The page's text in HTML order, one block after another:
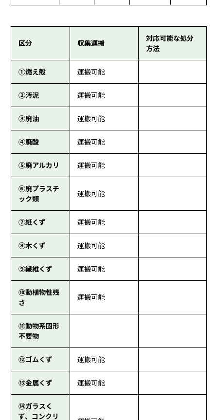
区分 収集運搬
対応可能な処分
方法
①燃え殻 運搬可能
②汚泥 運搬可能
③廃油 運搬可能
④廃酸 運搬可能
⑤廃アルカリ 運搬可能
⑥廃プラスチ
ック類
運搬可能
⑦紙くず 運搬可能
⑧木くず 運搬可能
⑨繊維くず 運搬可能
⑩動植物性残
さ
運搬可能
⑪動物系固形
不要物
⑫ゴムくず 運搬可能
⑬金属くず 運搬可能
⑭ガラスく
ず、コンクリ